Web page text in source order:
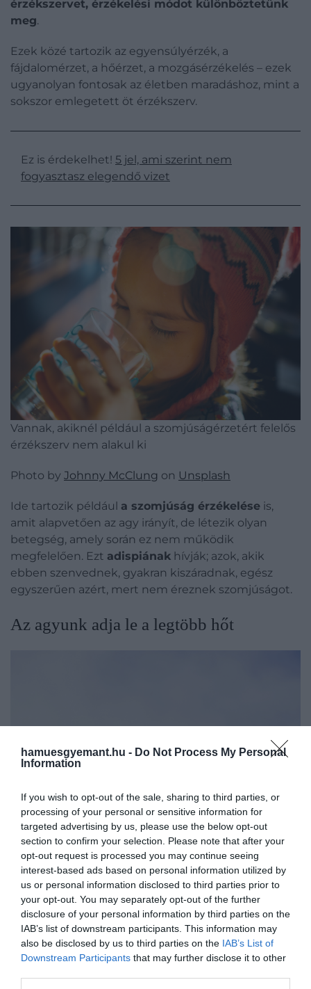
hamuesgyemant.hu - Do Not Process My Personal
Information
If you wish to opt-out of the sale, sharing to third parties, or
processing of your personal or sensitive information for
targeted advertising by us, please use the below opt-out
section to confirm your selection. Please note that after your
opt-out request is processed you may continue seeing
interest-based ads based on personal information utilized by
us or personal information disclosed to third parties prior to
your opt-out. You may separately opt-out of the further
disclosure of your personal information by third parties on the
IAB’s list of downstream participants. This information may
also be disclosed by us to third parties on the IAB’s List of
Downstream Participants that may further disclose it to other
érzékszervet, érzékelési módot különböztetünk
meg.
Ezek közé tartozik az egyensúlyérzék, a
fájdalomérzet, a hőérzet, a mozgásérzékelés – ezek
ugyanolyan fontosak az életben maradáshoz, mint a
sokszor emlegetett öt érzékszerv.
Ez is érdekelhet! 5 jel, ami szerint nem
fogyasztasz elegendő vizet
Vannak, akiknél például a szomjúságérzetért felelős
érzékszerv nem alakul ki
Photo by Johnny McClung on Unsplash
Ide tartozik például a szomjúság érzékelése is,
amit alapvetően az agy irányít, de létezik olyan
betegség, amely során ez nem működik
megfelelően. Ezt adispiának hívják; azok, akik
ebben szenvednek, gyakran kiszáradnak, egész
egyszerűen azért, mert nem éreznek szomjúságot.
Az agyunk adja le a legtöbb hőt